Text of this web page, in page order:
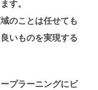
す。
のことは任せても
いものを実現する
プラーニングにビ